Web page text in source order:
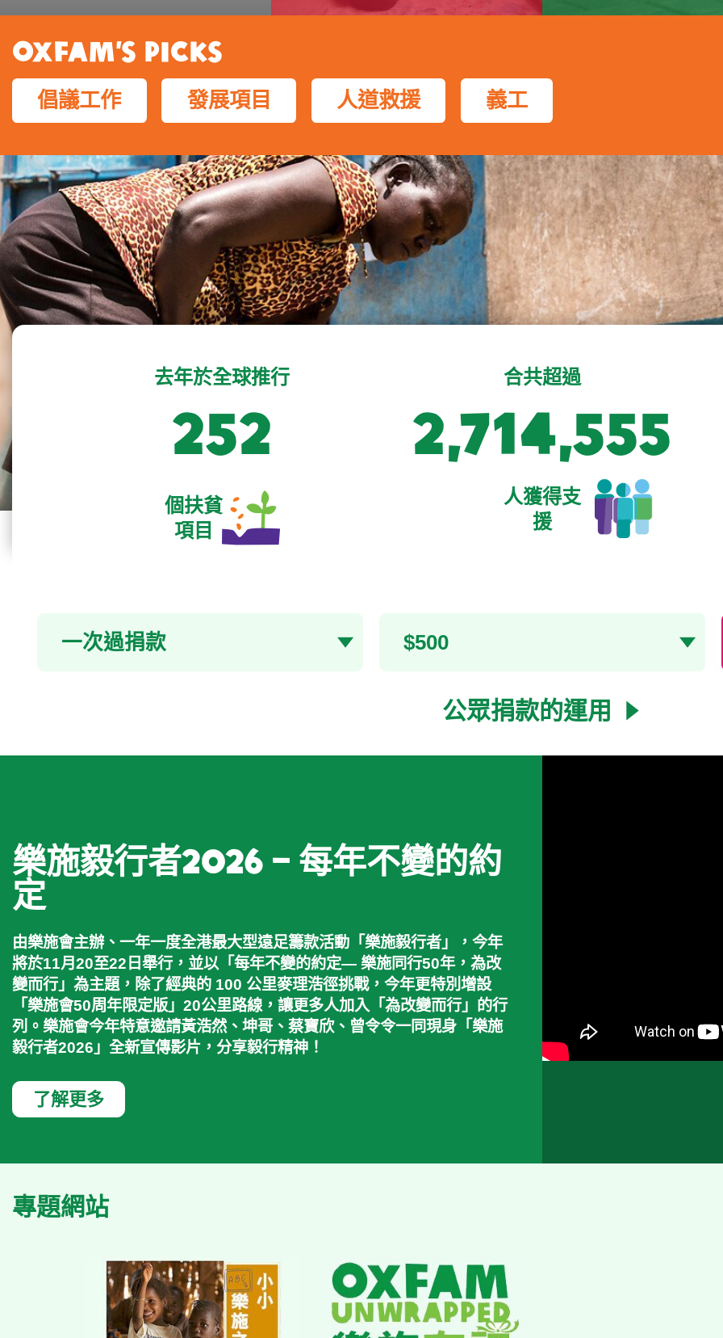
Oxfam’s Picks
倡議工作 發展項目 人道救援 義工
去年於全球推行
259
個扶貧
項目
合共超過
2,800,000
人獲得支
援
捐款類型
一次過捐款 $500
公眾捐款的運用
樂施毅行者2026 – 每年不變的約
定
由樂施會主辦、一年一度全港最大型遠足籌款活動「樂施毅行者」，今年
將於11月20至22日舉行，並以「每年不變的約定— 樂施同行50年，為改
變而行」為主題，除了經典的 100 公里麥理浩徑挑戰，今年更特別增設
「樂施會50周年限定版」20公里路線，讓更多人加入「為改變而行」的行
列。樂施會今年特意邀請黃浩然、坤哥、蔡寶欣、曾令令一同現身「樂施
毅行者2026」全新宣傳影片，分享毅行精神！
了解更多
專題網站